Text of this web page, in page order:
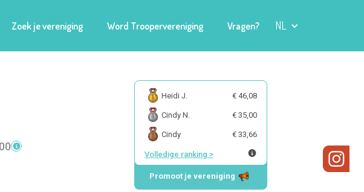
Zoek je vereniging Word Troopervereniging Vragen? NL
Heidi J. € 46,08
Cindy N. € 35,00
Cindy € 33,66
Volledige ranking >
Promoot je vereniging